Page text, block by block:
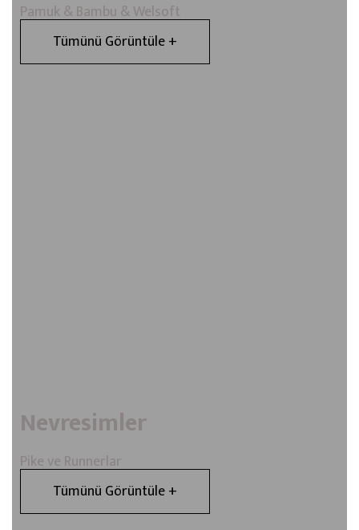
Pamuk & Bambu & Welsoft
Tümünü Görüntüle +
Nevresimler
Pike ve Runnerlar
Tümünü Görüntüle +